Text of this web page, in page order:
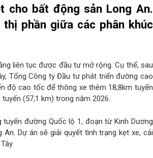
cho bất động sản Long An.
phần giữa các phân khúc
liên tục được đầu tư mở rộng. Cụ thể, sau
Tổng Công ty Đầu tư phát triển đường cao
độ cao tốc để thông xe thêm 18,8km tuyến
(57,1 km) trong năm 2026.
đường Quốc lộ 1, đoạn từ Kinh Dương
Dự án sẽ giải quyết tình trạng kẹt xe, cải